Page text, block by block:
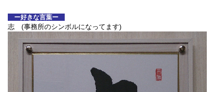
ー好きな言葉ー
志 (事務所のシンボルになってます)